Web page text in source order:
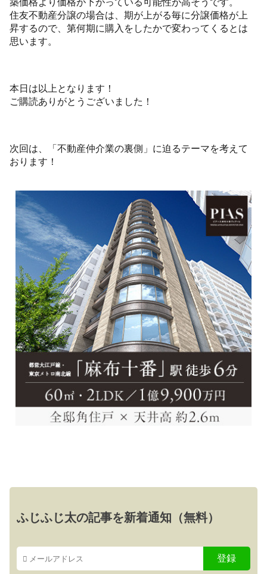
住友不動産分譲の場合は、期が上がる毎に分譲価格が上
昇するので、第何期に購入をしたかで変わってくるとは
思います。
本日は以上となります！
ご購読ありがとうございました！
次回は、「不動産仲介業の裏側」に迫るテーマを考えて
おります！
ふじふじ太の記事を新着通知（無料）